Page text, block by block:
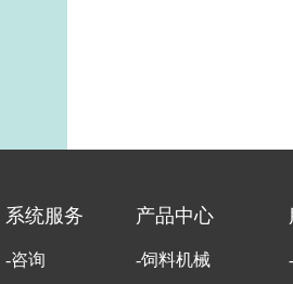
系统服务
-咨询
产品中心
-饲料机械